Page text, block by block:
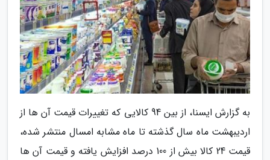
به گزارش ایسنا، از بین 94 کالایی که تغییرات قیمت آن ها از
اردیبهشت ماه سال گذشته تا ماه مشابه امسال منتشر شده،
قیمت 24 کالا بیش از 100 درصد افزایش یافته و قیمت آن ها